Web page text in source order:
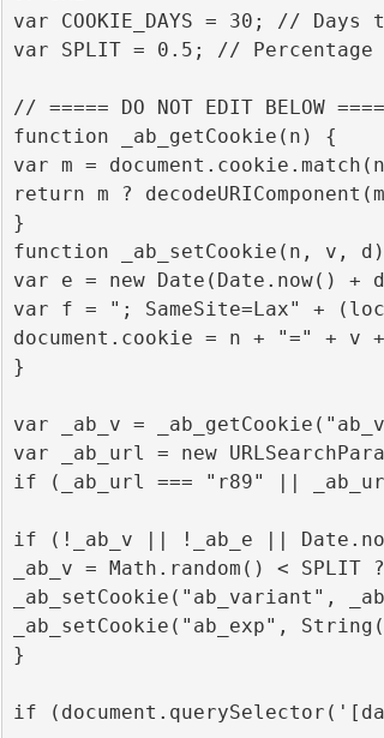
var COOKIE_DAYS = 30; //
var SPLIT = 0.5; // Percentage
// ===== DO NOT EDIT BELOW
function _ab_getCookie(n) {
var m =
return m ?
}
function _ab_setCookie(n, v,
var e = new Date(Date.now() +
var f = "; SameSite=Lax" +
document.cookie = n + "=" +
}
var _ab_v =
var _ab_url = new
if (_ab_url === "r89" ||
if (!_ab_v || !_ab_e ||
_ab_v = Math.random() <
_ab_setCookie("ab_variant",
_ab_setCookie("ab_exp",
}
if